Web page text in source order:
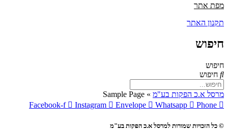
מפת אתר
תקנון האתר
חיפוש
חיפוש
חיפוש
מרסל א.כ הפקות בע"מ»
Sample Page
Facebook-f
Instagram Envelope Whatsapp Phone
© כל הזכויות שמורות למרסל א.כ הפקות בע"מ